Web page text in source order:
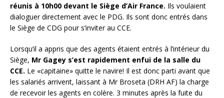
réunis à 10h00 devant le Siège d’Air France. Ils voulaient
dialoguer directement avec le PDG. Ils sont donc entrés dans
le Siège de CDG pour s’inviter au CCE.
Lorsqu’il a appris que des agents étaient entrés à l’intérieur du
Siège, Mr Gagey s’est rapidement enfui de la salle du
CCE. Le «capitaine» quitte le navire! Il est donc parti avant que
les salariés arrivent, laissant à Mr Broseta (DRH AF) la charge
de recevoir les agents en colère. 3 minutes après la fuite du